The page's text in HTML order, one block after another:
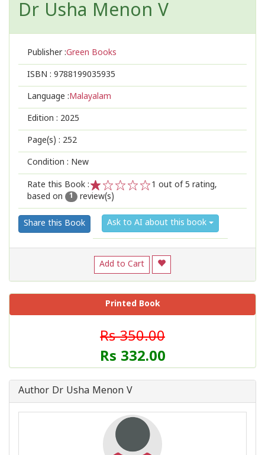
Dr Usha Menon V
Publisher :Green Books
ISBN : 9788199035935
Language :Malayalam
Edition : 2025
Page(s) : 252
Condition : New
Rate this Book :
2
1
1 out of 5 rating,
based on
1 review(s)
Share this Book Ask to AI about this book
Add to Cart
Printed Book
Rs 350.00
Rs 332.00
Author Dr Usha Menon V